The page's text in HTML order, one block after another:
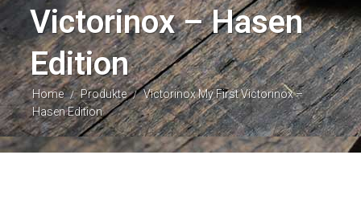
Victorinox – Hasen
Edition
Home / Produkte / Victorinox My First Victorinox –
Hasen Edition